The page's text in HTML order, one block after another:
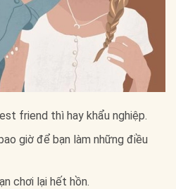
friend thì hay khẩu nghiệp.
giờ để bạn làm những điều
chơi lại hết hồn.